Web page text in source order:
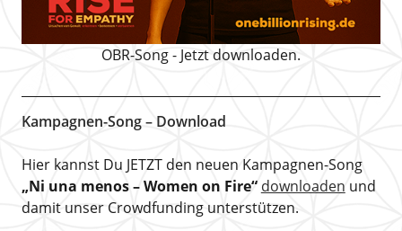
OBR-Song - Jetzt downloaden.
Kampagnen-Song – Download
Hier kannst Du JETZT den neuen Kampagnen-Song
„Ni una menos – Women on Fire“ downloaden und
damit unser Crowdfunding unterstützen.